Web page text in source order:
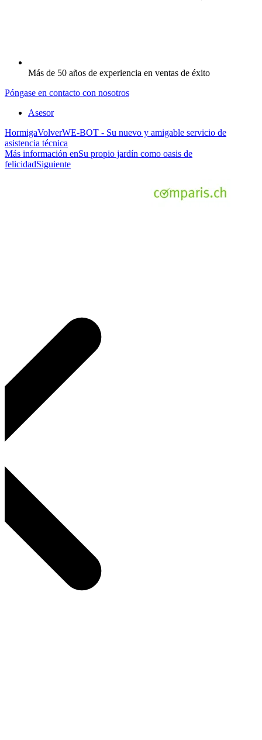
Más de 50 años de experiencia en ventas de éxito
Póngase en contacto con nosotros
Asesor
HormigaVolverWE-BOT - Su nuevo y amigable servicio de
asistencia técnica
Más información enSu propio jardín como oasis de
felicidadSiguiente